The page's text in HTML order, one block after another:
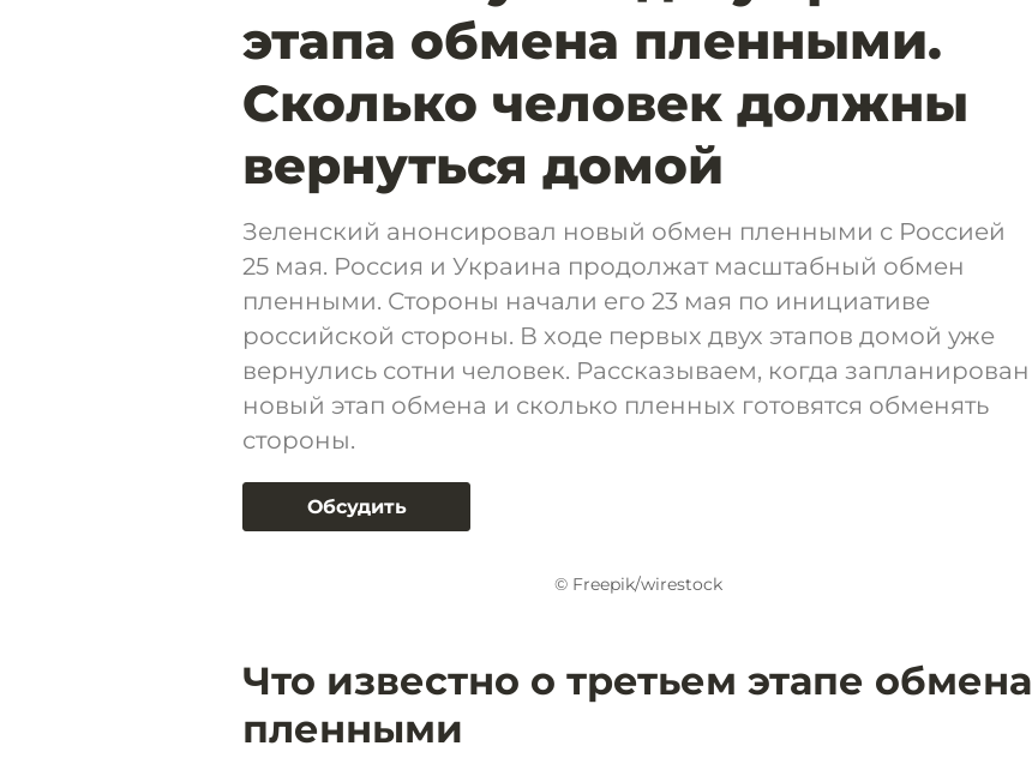
этапа обмена пленными.
Сколько человек должны
вернуться домой
Зеленский анонсировал новый обмен пленными с Россией
25 мая. Россия и Украина продолжат масштабный обмен
пленными. Стороны начали его 23 мая по инициативе
российской стороны. В ходе первых двух этапов домой уже
вернулись сотни человек. Рассказываем, когда запланирован
новый этап обмена и сколько пленных готовятся обменять
стороны.
Обсудить
© Freepik/wirestock
Что известно о третьем этапе обмена
пленными